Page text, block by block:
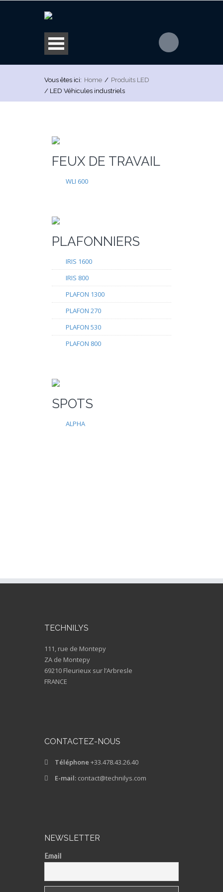
Vous êtes ici: Home / Produits LED
/ LED Véhicules industriels
FEUX DE TRAVAIL
WLI 600
PLAFONNIERS
IRIS 1600
IRIS 800
PLAFON 1300
PLAFON 270
PLAFON 530
PLAFON 800
SPOTS
ALPHA
TECHNILYS
111, rue de Montepy
ZA de Montepy
69210 Fleurieux sur l’Arbresle
FRANCE
CONTACTEZ-NOUS
Téléphone +33.478.43.26.40
E-mail: contact@technilys.com
NEWSLETTER
Email